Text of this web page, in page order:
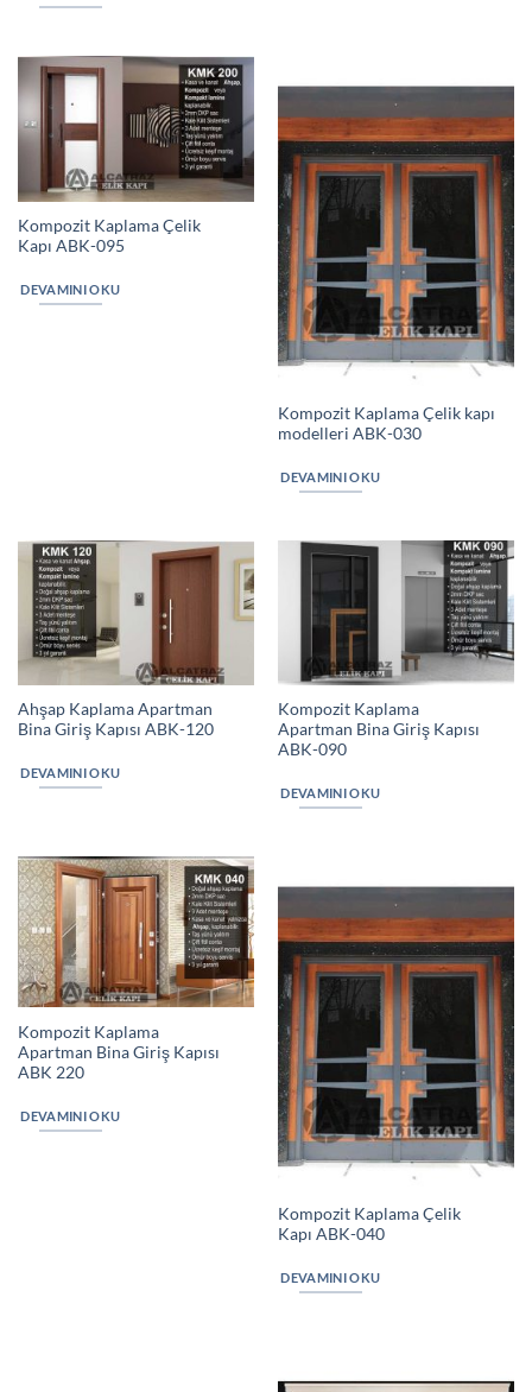
Kompozit Kaplama Çelik
Kapı ABK-095
DEVAMINI OKU
Kompozit Kaplama Çelik kapı
modelleri ABK-030
DEVAMINI OKU
Ahşap Kaplama Apartman
Bina Giriş Kapısı ABK-120
DEVAMINI OKU
Kompozit Kaplama
Apartman Bina Giriş Kapısı
ABK-090
DEVAMINI OKU
Kompozit Kaplama
Apartman Bina Giriş Kapısı
ABK 220
DEVAMINI OKU
Kompozit Kaplama Çelik
Kapı ABK-040
DEVAMINI OKU